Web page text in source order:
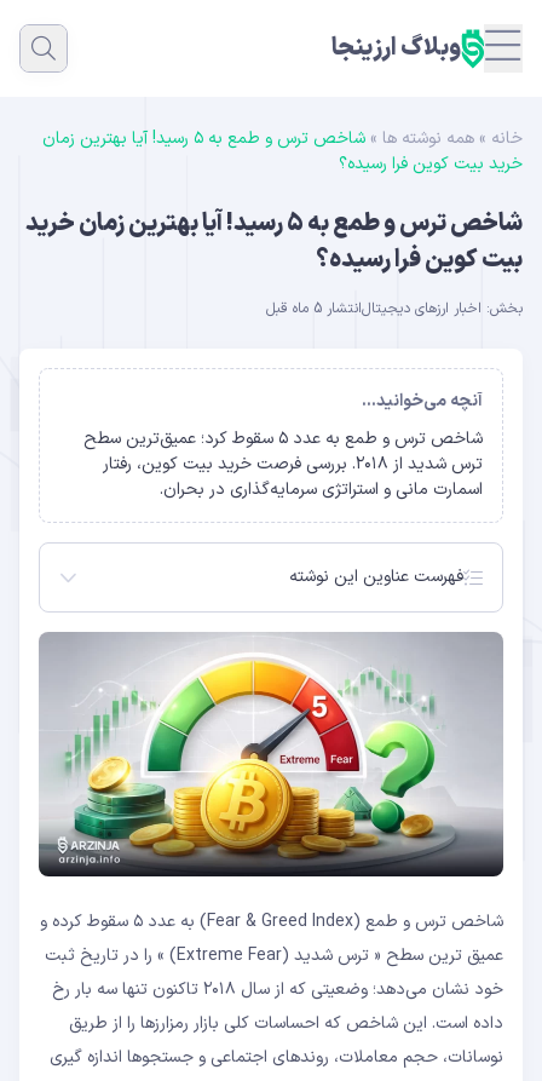
وبلاگ ارزینجا
خانه » همه نوشته ها »
شاخص ترس و طمع به ۵ رسید! آیا بهترین زمان
خرید بیت کوین فرا رسیده؟
شاخص ترس و طمع به ۵ رسید! آیا بهترین زمان خرید
بیت کوین فرا رسیده؟
بخش: اخبار ارزهای دیجیتالانتشار 5 ماه قبل
آنچه می‌خوانید...
شاخص ترس و طمع به عدد ۵ سقوط کرد؛ عمیق‌ترین سطح
ترس شدید از ۲۰۱۸. بررسی فرصت خرید بیت کوین، رفتار
اسمارت مانی و استراتژی سرمایه‌گذاری در بحران.
فهرست عناوین این نوشته
عدد ۵ در شاخص ترس و طمع: کف قیمتی یا ادامه
سقوط؟
رفتار سرمایه ‌گذاران حرفه‌ای در دل ترس شدید بازار
آیا اکنون زمان مناسب خرید بیت‌ کوین است؟ بررسی
فرصت ‌ها و ریسک ‌ها
شاخص ترس و طمع چیست و چگونه محاسبه می‌‌شود؟
تفسیر بازه ‌های عددی و معنای آن ‌ها
عدد ۵: چه پیامی‌برای بازار دارد؟
سقوط نادر به عدد ۵ در فوریه ۲۰۲۶
عملکرد تاریخی و سیگنال ‌های دوگانه
استراتژی‌ های هوشمندانه حرفه‌ای ‌ها در بحران
سیگنال خرید در اوج وحشت بازار
فرصت‌های نهفته در ترس شدید
ریسک‌های جدی پیش رو
شاخص ترس و طمع (Fear & Greed Index) به عدد ۵ سقوط کرده و
عمیق ‌ترین سطح « ترس شدید (Extreme Fear) » را در تاریخ ثبت
خود نشان می‌‌دهد؛ وضعیتی که از سال ۲۰۱۸ تاکنون تنها سه بار رخ
داده است. این شاخص که احساسات کلی بازار رمزارزها را از طریق
نوسانات، حجم معاملات، روندهای اجتماعی و جستجوها اندازه‌ گیری